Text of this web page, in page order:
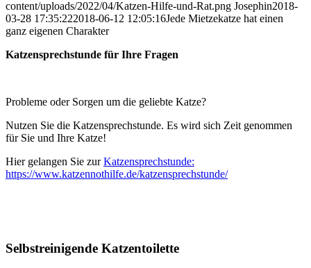
content/uploads/2022/04/Katzen-Hilfe-und-Rat.png Josephin2018-
03-28 17:35:222018-06-12 12:05:16Jede Mietzekatze hat einen
ganz eigenen Charakter
Katzensprechstunde für Ihre Fragen
Probleme oder Sorgen um die geliebte Katze?
Nutzen Sie die Katzensprechstunde. Es wird sich Zeit genommen
für Sie und Ihre Katze!
Hier gelangen Sie zurKatzensprechstunde:
https://www.katzennothilfe.de/katzensprechstunde/
Selbstreinigende Katzentoilette